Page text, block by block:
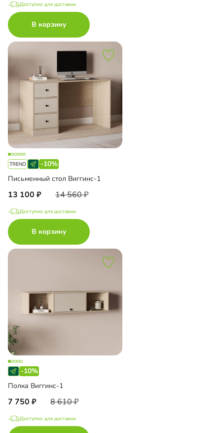
Доступно для доставки
В корзину
-10%
Письменный стол Виггинс-1
13 100 14 560
Доступно для доставки
В корзину
-10%
Полка Виггинс-1
7 750 8 610
Доступно для доставки